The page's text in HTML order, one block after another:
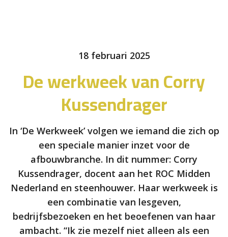
18 februari 2025
De werkweek van Corry
Kussendrager
In ‘De Werkweek’ volgen we iemand die zich op
een speciale manier inzet voor de
afbouwbranche. In dit nummer: Corry
Kussendrager, docent aan het ROC Midden
Nederland en steenhouwer. Haar werkweek is
een combinatie van lesgeven,
bedrijfsbezoeken en het beoefenen van haar
ambacht. “Ik zie mezelf niet alleen als een